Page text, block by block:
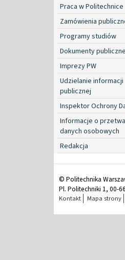
Praca w Politechnice
Zamówienia
Programy studiów
Dokumenty publiczne
Imprezy PW
Udzielanie informacji
publicznej
Inspektor Ochrony
Informacje o
danych osobowych
Redakcja
© Politechnika
Pl. Politechniki 1, 00-
Kontakt Mapa strony